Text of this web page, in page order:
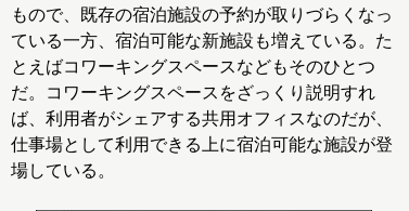
もので、既存の宿泊施設の予約が取りづらくなっ
ている一方、宿泊可能な新施設も増えている。た
とえばコワーキングスペースなどもそのひとつ
だ。コワーキングスペースをざっくり説明すれ
ば、利用者がシェアする共用オフィスなのだが、
仕事場として利用できる上に宿泊可能な施設が登
場している。